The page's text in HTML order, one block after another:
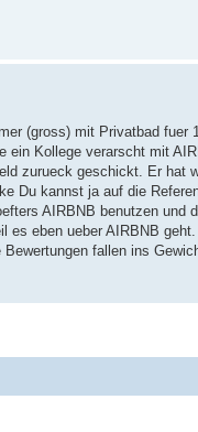
(gross) mit Privatbad fuer
ein Kollege verarscht mit
zurueck geschickt. Er hat
Du kannst ja auf die
AIRBNB benutzen und
es eben ueber AIRBNB
fallen ins